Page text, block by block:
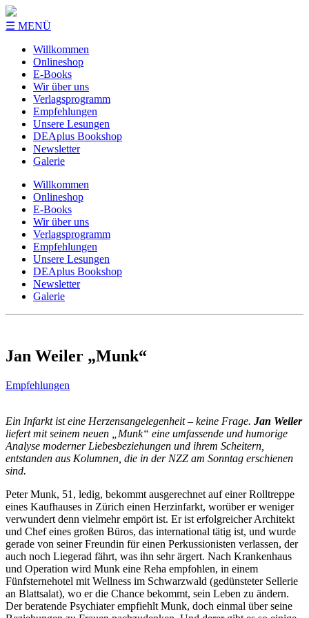
☰ MENÜ
Willkommen
Onlineshop
E-Books
Wir über uns
Verlagsprogramm
Empfehlungen
Unsere Lesungen
DEAplus Bookshop
Newsletter
Galerie
Willkommen
Onlineshop
E-Books
Wir über uns
Verlagsprogramm
Empfehlungen
Unsere Lesungen
DEAplus Bookshop
Newsletter
Galerie
Jan Weiler „Munk“
Empfehlungen
Ein Infarkt ist eine Herzensangelegenheit – keine Frage. Jan Weiler
liefert mit seinem neuen „Munk“ eine umfassende und humorige
Analyse moderner Liebesbeziehungen und ihrem Scheitern,
entstanden aus Kolumnen, die in der NZZ am Sonntag erschienen
sind.
Peter Munk, 51, ledig, bekommt ausgerechnet auf einer Rolltreppe
eines Kaufhauses in Zürich einen Herzinfarkt, worüber er weniger
verwundert denn vielmehr empört ist. Er ist erfolgreicher Architekt
und Chef eines großen Büros, das international tätig ist, und wurde
gerade von seiner Freundin für einen Perkussionisten verlassen, der
auch noch Liegerad fährt, was ihn sehr ärgert. Nach Krankenhaus
und Operation wird Munk eine Reha empfohlen, in einem
Fünfsternehotel mit Wellness im Schwarzwald (gedünsteter Sellerie
an Blattsalat), wo er die Chance bekommt, sein Leben zu ändern.
Der beratende Psychiater empfiehlt Munk, doch einmal über seine